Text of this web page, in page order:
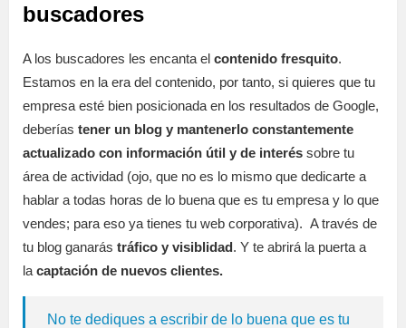
buscadores
A los buscadores les encanta el contenido fresquito.
Estamos en la era del contenido, por tanto, si quieres que tu
empresa esté bien posicionada en los resultados de Google,
deberías tener un blog y mantenerlo constantemente
actualizado con información útil y de interés sobre tu
área de actividad (ojo, que no es lo mismo que dedicarte a
hablar a todas horas de lo buena que es tu empresa y lo que
vendes; para eso ya tienes tu web corporativa). A través de
tu blog ganarás tráfico y visiblidad. Y te abrirá la puerta a
la captación de nuevos clientes.
No te dediques a escribir de lo buena que es tu